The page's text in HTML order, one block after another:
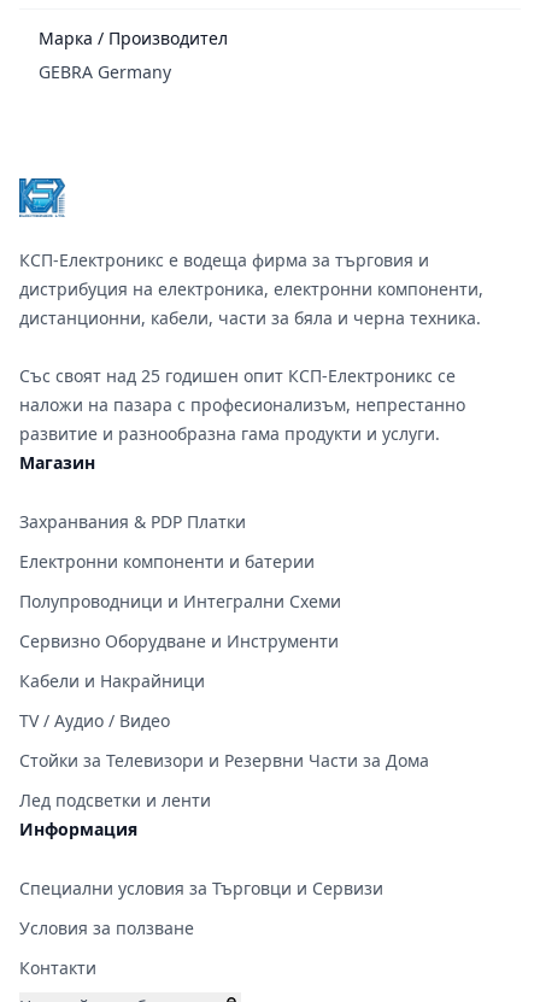
Марка / Производител
GEBRA Germany
КСП-Електроникс е водеща фирма за търговия и
дистрибуция на електроника, електронни компоненти,
дистанционни, кабели, части за бяла и черна техника.
Със своят над 25 годишен опит КСП-Електроникс се
наложи на пазара с професионализъм, непрестанно
развитие и разнообразна гама продукти и услуги.
Магазин
Захранвания & PDP Платки
Електронни компоненти и батерии
Полупроводници и Интегрални Схеми
Сервизно Оборудване и Инструменти
Кабели и Накрайници
TV / Аудио / Видео
Стойки за Телевизори и Резервни Части за Дома
Лед подсветки и ленти
Информация
Специални условия за Търговци и Сервизи
Условия за ползване
Контакти